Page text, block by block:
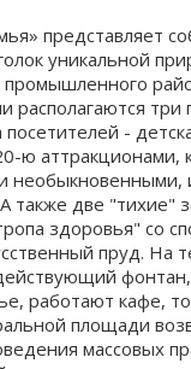
представляет
уникальной
располагаются
-
ю аттракционами,
необыкновенными,
также две "тихие"
здоровья" со
пруд. На
работают кафе,
площади
массовых